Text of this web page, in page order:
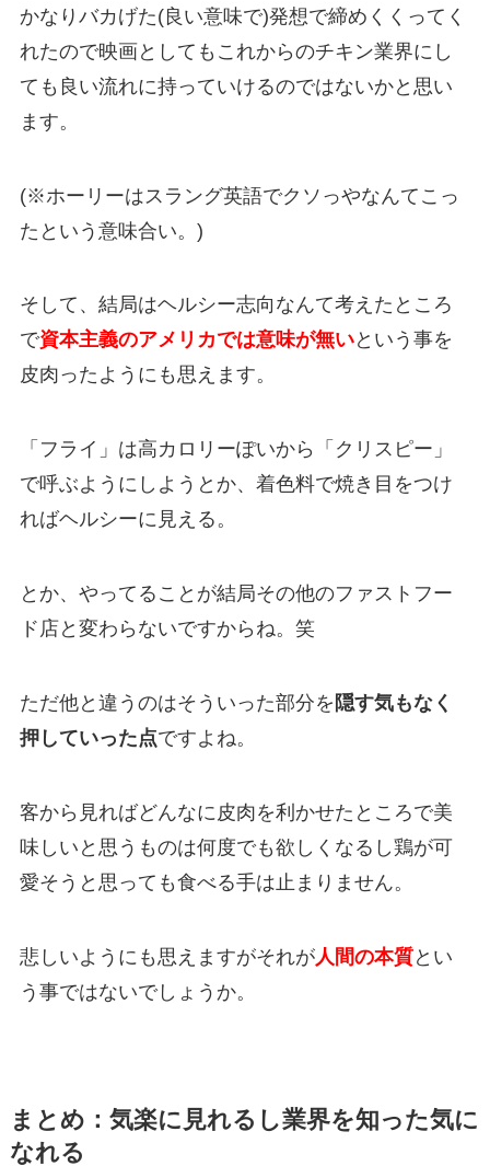
かなりバカげた(良い意味で)発想で締めくくってく
れたので映画としてもこれからのチキン業界にし
ても良い流れに持っていけるのではないかと思い
ます。
(※ホーリーはスラング英語でクソっやなんてこっ
たという意味合い。)
そして、結局はヘルシー志向なんて考えたところ
で資本主義のアメリカでは意味が無いという事を
皮肉ったようにも思えます。
「フライ」は高カロリーぽいから「クリスピー」
で呼ぶようにしようとか、着色料で焼き目をつけ
ればヘルシーに見える。
とか、やってることが結局その他のファストフー
ド店と変わらないですからね。笑
ただ他と違うのはそういった部分を 隠す気もなく
押していった点ですよね。
客から見ればどんなに皮肉を利かせたところで美
味しいと思うものは何度でも欲しくなるし鶏が可
愛そうと思っても食べる手は止まりません。
悲しいようにも思えますがそれが人間の本質とい
う事ではないでしょうか。
まとめ：気楽に見れるし業界を知った気に
なれる